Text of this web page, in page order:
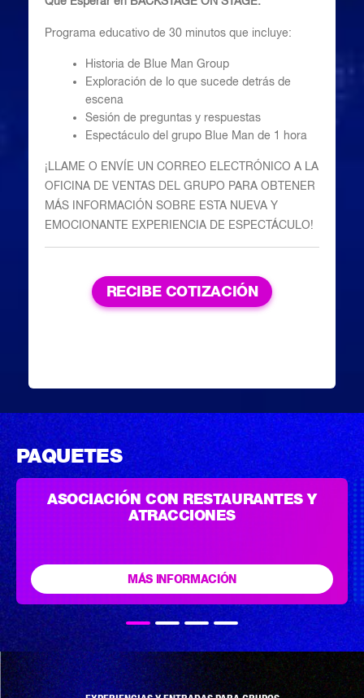
Programa educativo de 30 minutos que incluye:
Historia de Blue Man Group
Exploración de lo que sucede detrás de
escena
Sesión de preguntas y respuestas
Espectáculo del grupo Blue Man de 1 hora
¡LLAME O ENVÍE UN CORREO ELECTRÓNICO A LA
OFICINA DE VENTAS DEL GRUPO PARA OBTENER
MÁS INFORMACIÓN SOBRE ESTA NUEVA Y
EMOCIONANTE EXPERIENCIA DE ESPECTÁCULO!
RECIBE COTIZACIÓN
PAQUETES
ASOCIACIÓN CON RESTAURANTES Y
ATRACCIONES
MÁS INFORMACIÓN